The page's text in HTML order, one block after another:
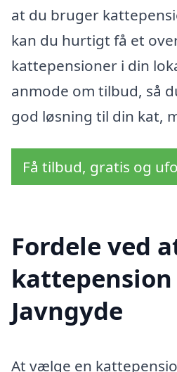
at du bruger
kan du hurtigt få et
kattepensioner i din
anmode om tilbud, så
god løsning til din kat,
Få tilbud, gratis og
Fordele ved
kattepension
Javngyde
At vælge en